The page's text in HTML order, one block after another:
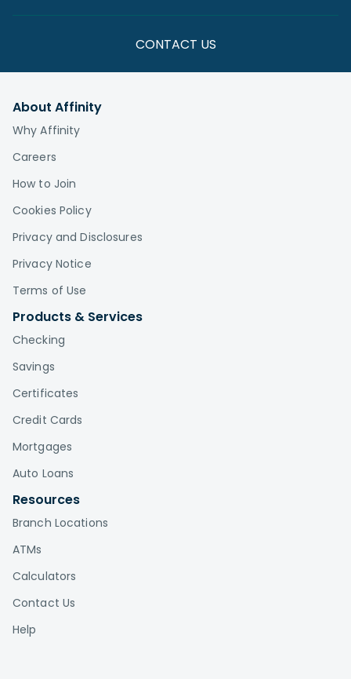
CONTACT US
About Affinity
Why Affinity
Careers
How to Join
Cookies Policy
Privacy and Disclosures
Privacy Notice
Terms of Use
Products & Services
Checking
Savings
Certificates
Credit Cards
Mortgages
Auto Loans
Resources
Branch Locations
ATMs
Calculators
Contact Us
Help